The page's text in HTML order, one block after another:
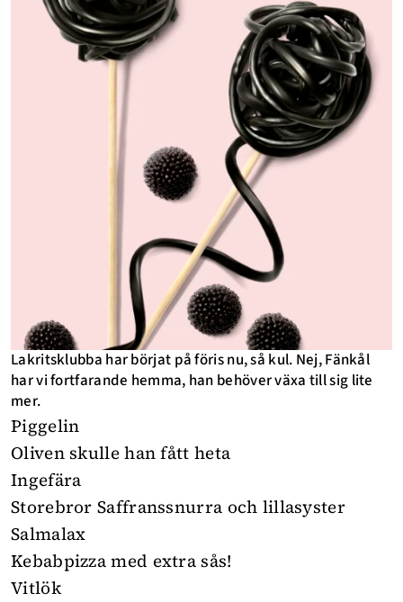
Lakritsklubba har börjat på föris nu, så kul. Nej, Fänkål
har vi fortfarande hemma, han behöver växa till sig lite
mer.
Piggelin
Oliven skulle han fått heta
Ingefära
Storebror Saffranssnurra och lillasyster
Salmalax
Kebabpizza med extra sås!
Vitlök